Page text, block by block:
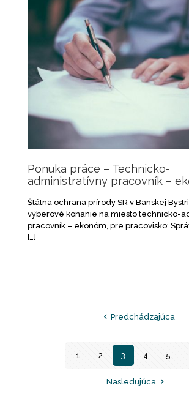
Ponuka práce – Technicko-
administratívny pracovník –
Štátna ochrana prírody SR v Banskej
výberové konanie na miesto technicko-
pracovník – ekonóm, pre pracovisko:
[…]
Predchádzajúca
1 2 3 4 5
Nasledujúca